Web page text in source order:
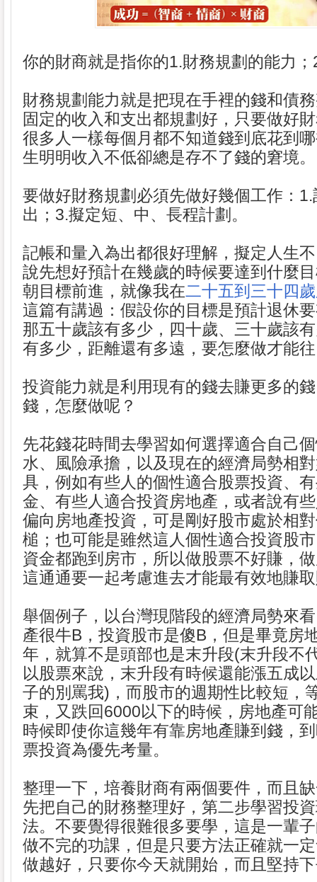
你的財商就是指你的1.財務規劃的能力
財務規劃能力就是把現在手裡的錢和債
固定的收入和支出都規劃好，只要做好
很多人一樣每個月都不知道錢到底花到
生明明收入不低卻總是存不了錢的窘境。
要做好財務規劃必須先做好幾個工作：
出；3.擬定短、中、長程計劃。
記帳和量入為出都很好理解，擬定人生
說先想好預計在幾歲的時候要達到什麼
朝目標前進，就像我在二十五到三十四
這篇有講過：假設你的目標是預計退休
那五十歲該有多少，四十歲、三十歲該
有多少，距離還有多遠，要怎麼做才能
投資能力就是利用現有的錢去賺更多的
錢，怎麼做呢？
先花錢花時間去學習如何選擇適合自己
水、風險承擔，以及現在的經濟局勢相
具，例如有些人的個性適合股票投資、
金、有些人適合投資房地產，或者說有
偏向房地產投資，可是剛好股市處於相
槌；也可能是雖然這人個性適合投資股
資金都跑到房市，所以做股票不好賺，
這通通要一起考慮進去才能最有效地賺
舉個例子，以台灣現階段的經濟局勢來
產很牛B，投資股市是傻B，但是畢竟房
年，就算不是頭部也是末升段(末升段不
以股票來說，末升段有時候還能漲五成
子的別罵我)，而股市的週期性比較短，
束，又跌回6000以下的時候，房地產可
時候即使你這幾年有靠房地產賺到錢，
票投資為優先考量。
整理一下，培養財商有兩個要件，而且
先把自己的財務整理好，第二步學習投
法。不要覺得很難很多要學，這是一輩
做不完的功課，但是只要方法正確就一
做越好，只要你今天就開始，而且堅持